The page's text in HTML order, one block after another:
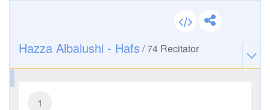
Hazza Albalushi - Hafs /74 Recitator
1